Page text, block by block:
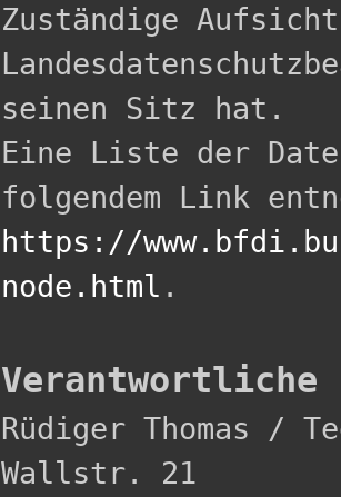
Zuständige
seinen Sitz hat.
Eine Liste der
https://
node.html .
Rüdiger Thomas /
Wallstr. 21